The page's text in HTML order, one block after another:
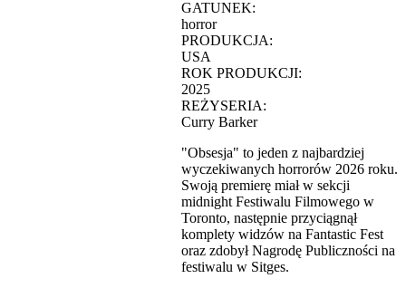
GATUNEK:
horror
PRODUKCJA:
USA
ROK PRODUKCJI:
2025
REŻYSERIA:
Curry Barker
"Obsesja" to jeden z najbardziej
wyczekiwanych horrorów 2026 roku.
Swoją premierę miał w sekcji
midnight Festiwalu Filmowego w
Toronto, następnie przyciągnął
komplety widzów na Fantastic Fest
oraz zdobył Nagrodę Publiczności na
festiwalu w Sitges.